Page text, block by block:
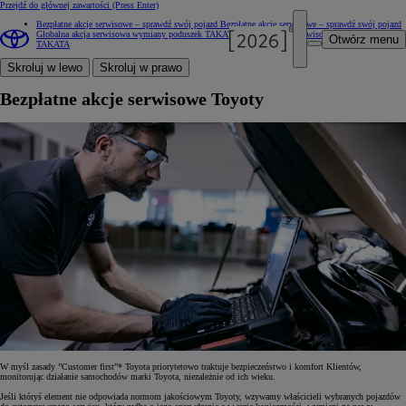
Przejdź do głównej zawartości (Press Enter)
Otwórz menu
Bezpłatne akcje serwisowe – sprawdź swój pojazd Bezpłatne akcje serwisowe – sprawdź swój pojazd
Globalna akcja serwisowa wymiany poduszek TAKATAGlobalna akcja serwisowa wymiany poduszek
TAKATA
Skroluj w lewo Skroluj w prawo
Bezpłatne akcje serwisowe Toyoty
W myśl zasady ”Customer first”* Toyota priorytetowo traktuje bezpieczeństwo i komfort Klientów,
monitorując działanie samochodów marki Toyota, niezależnie od ich wieku.
Jeśli któryś element nie odpowiada normom jakościowym Toyoty, wzywamy właścicieli wybranych pojazdów